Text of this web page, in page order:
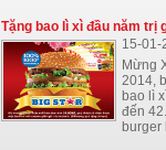
Tặng bao lì xì đầu năm trị
15-01-
Mừng
2014,
bao lì
đến
burger